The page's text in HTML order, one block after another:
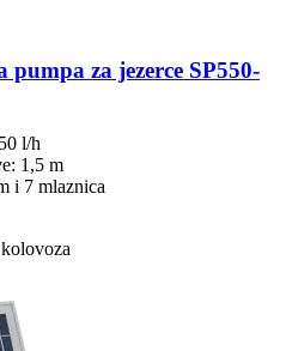
pumpa za jezerce SP550-​
l/h
1,5 m
i 7 mlaznica